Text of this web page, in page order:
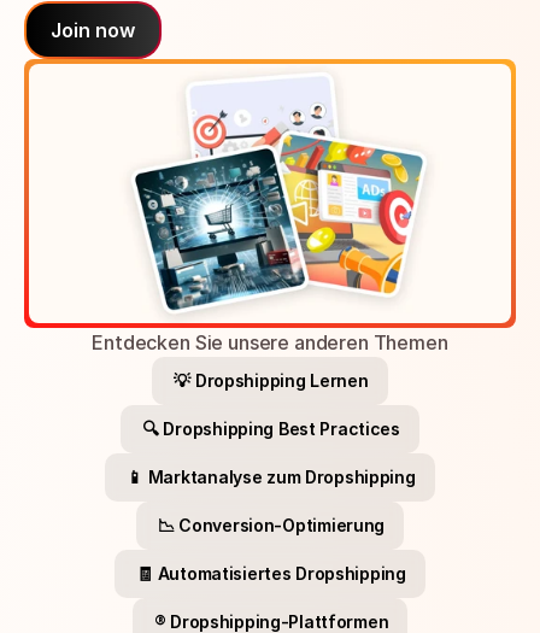
Join now
Entdecken Sie unsere anderen Themen
💡 Dropshipping Lernen
🔍 Dropshipping Best Practices
📱 Marktanalyse zum Dropshipping
📉 Conversion-Optimierung
🧾 Automatisiertes Dropshipping
®️ Dropshipping-Plattformen